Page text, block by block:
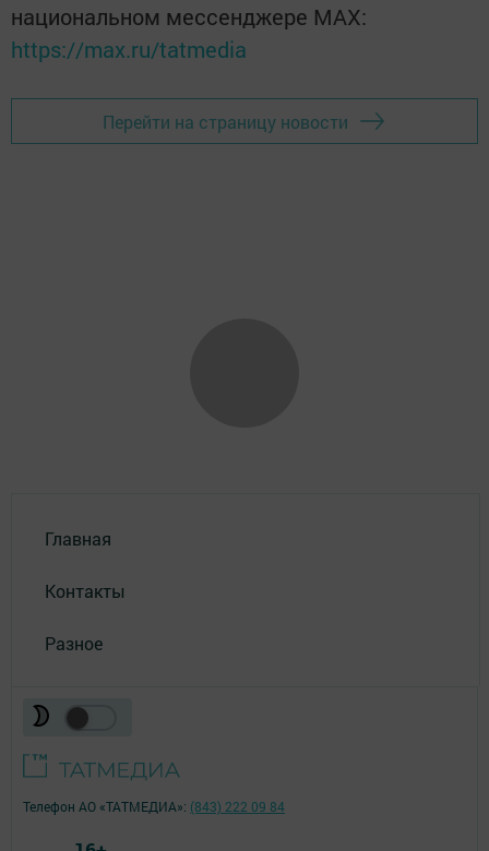
национальном мессенджере MАХ:
https://max.ru/tatmedia
Перейти на страницу новости
Главная
Контакты
Разное
Телефон АО «ТАТМЕДИА»: (843) 222 09 84